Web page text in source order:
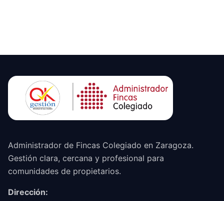
Administrador de Fincas Colegiado en Zaragoza.
Gestión clara, cercana y profesional para
comunidades de propietarios.
Dirección: